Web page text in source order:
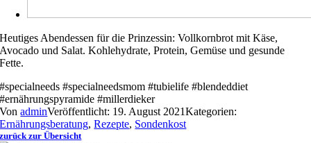
Heutiges Abendessen für die Prinzessin: Vollkornbrot mit Käse,
Avocado und Salat. Kohlehydrate, Protein, Gemüse und gesunde
Fette.
#specialneeds #specialneedsmom #tubielife #blendeddiet
#ernährungspyramide #millerdieker
VonadminVeröffentlicht: 19. August 2021Kategorien:
Ernährungsberatung,Rezepte, Sondenkost
zurück zur Übersicht